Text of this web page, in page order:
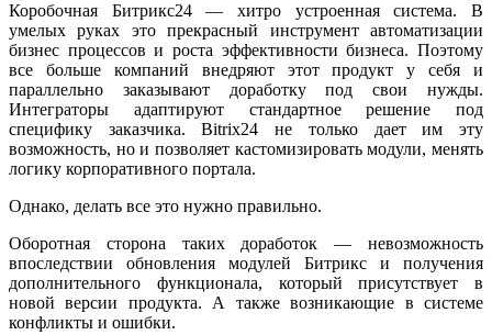
Коробочная Битрикс24 — хитро устроенная система. В
умелых руках это прекрасный инструмент автоматизации
бизнес процессов и роста эффективности бизнеса. Поэтому
все больше компаний внедряют этот продукт у себя и
параллельно заказывают доработку под свои нужды.
Интеграторы адаптируют стандартное решение под
специфику заказчика. Bitrix24 не только дает им эту
возможность, но и позволяет кастомизировать модули, менять
логику корпоративного портала.
Однако, делать все это нужно правильно.
Оборотная сторона таких доработок — невозможность
впоследствии обновления модулей Битрикс и получения
дополнительного функционала, который присутствует в
новой версии продукта. А также возникающие в системе
конфликты и ошибки.